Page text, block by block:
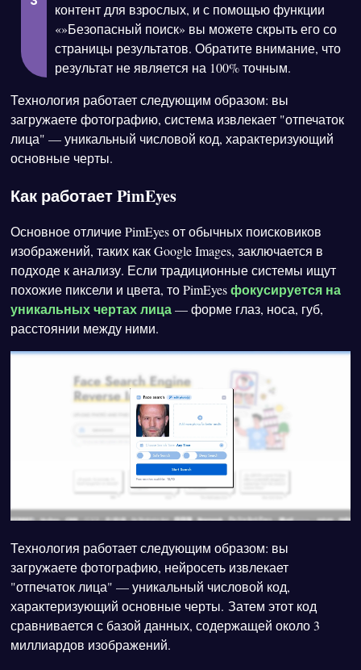
контент для взрослых, и с помощью функции
«»Безопасный поиск» вы можете скрыть его со
страницы результатов. Обратите внимание, что
результат не является на 100% точным.
Технология работает следующим образом: вы
загружаете фотографию, система извлекает "отпечаток
лица" — уникальный числовой код, характеризующий
основные черты.
Как работает PimEyes
Основное отличие PimEyes от обычных поисковиков
изображений, таких как Google Images, заключается в
подходе к анализу. Если традиционные системы ищут
похожие пиксели и цвета, то PimEyesфокусируется на
уникальных чертах лица— форме глаз, носа, губ,
расстоянии между ними.
Технология работает следующим образом: вы
загружаете фотографию, нейросеть извлекает
"отпечаток лица" — уникальный числовой код,
характеризующий основные черты. Затем этот код
сравнивается с базой данных, содержащей около 3
миллиардов изображений.